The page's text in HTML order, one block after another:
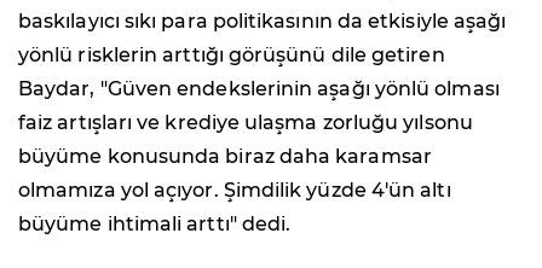
baskılayıcı sıkı para politikasının da etkisiyle aşağı
yönlü risklerin arttığı görüşünü dile getiren
Baydar, "Güven endekslerinin aşağı yönlü olması
faiz artışları ve krediye ulaşma zorluğu yılsonu
büyüme konusunda biraz daha karamsar
olmamıza yol açıyor. Şimdilik yüzde 4'ün altı
büyüme ihtimali arttı" dedi.